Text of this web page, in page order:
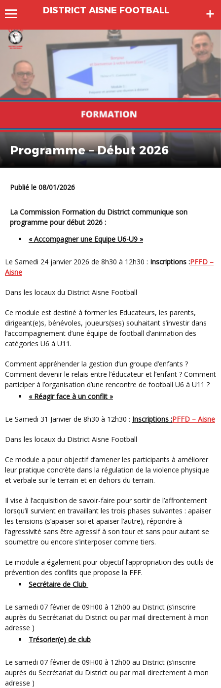
DISTRICT AISNE FOOTBALL
Programme – Début 2026
Publié le 08/01/2026
La Commission Formation du District communique son
programme pour début 2026 :
« Accompagner une Equipe U6-U9 »
Le Samedi 24 janvier 2026 de 8h30 à 12h30 : Inscriptions :PFFD –
Aisne
Dans les locaux du District Aisne Football
Ce module est destiné à former les Educateurs, les parents,
dirigeant(e)s, bénévoles, joueurs(ses) souhaitant s’investir dans
l’accompagnement d’une équipe de football d’animation des
catégories U6 à U11.
Comment appréhender la gestion d’un groupe d’enfants ?
Comment devenir le relais entre l’éducateur et l’enfant ? Comment
participer à l’organisation d’une rencontre de football U6 à U11 ?
« Réagir face à un conflit »
Le Samedi 31 Janvier de 8h30 à 12h30 : Inscriptions :PFFD – Aisne
Dans les locaux du District Aisne Football
Ce module a pour objectif d’amener les participants à améliorer
leur pratique concrète dans la régulation de la violence physique
et verbale sur le terrain et en dehors du terrain.
Il vise à l’acquisition de savoir-faire pour sortir de l’affrontement
lorsqu’il survient en travaillant les trois phases suivantes : apaiser
les tensions (s’apaiser soi et apaiser l’autre), répondre à
l’agressivité sans être agressif à son tour et sans pour autant se
soumettre ou encore s’interposer comme tiers.
Le module a également pour objectif l’appropriation des outils de
prévention des conflits que propose la FFF.
Secrétaire de Club
le samedi 07 février de 09H00 à 12h00 au District (s’inscrire
auprès du Secrétariat du District ou par mail directement à mon
adresse )
Trésorier(e) de club
le samedi 07 février de 09H00 à 12h00 au District (s’inscrire
auprès du Secrétariat du District ou par mail directement à mon
adresse )